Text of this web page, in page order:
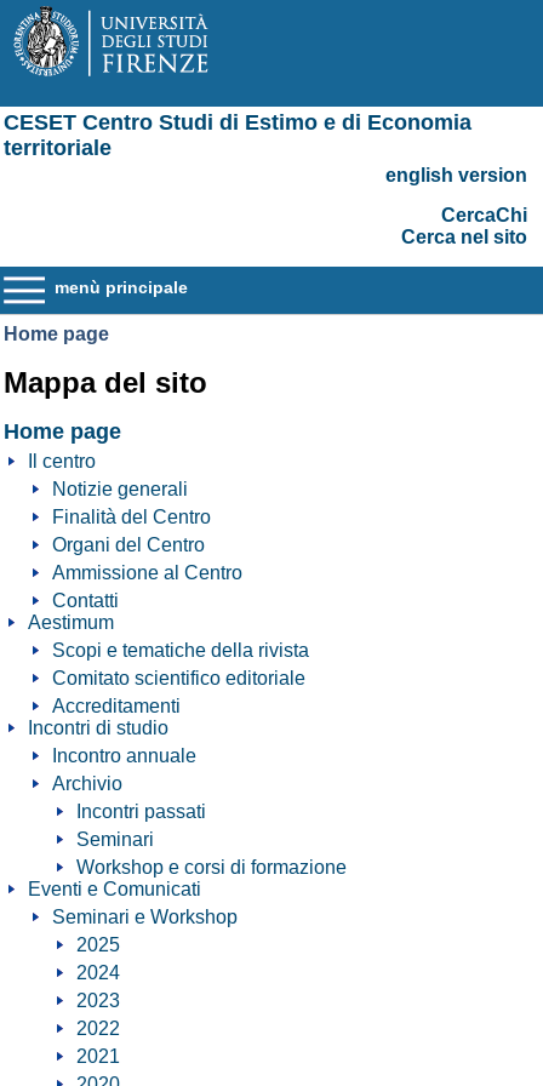
CESET Centro Studi di Estimo e di Economia
territoriale
english version
CercaChi
Cerca nel sito
menù principale
Home page
Mappa del sito
Home page
Il centro
Notizie generali
Finalità del Centro
Organi del Centro
Ammissione al Centro
Contatti
Aestimum
Scopi e tematiche della rivista
Comitato scientifico editoriale
Accreditamenti
Incontri di studio
Incontro annuale
Archivio
Incontri passati
Seminari
Workshop e corsi di formazione
Eventi e Comunicati
Seminari e Workshop
2025
2024
2023
2022
2021